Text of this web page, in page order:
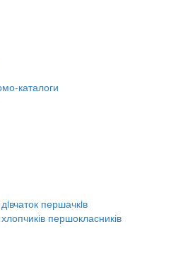
каталоги
першачкiв
першокласників